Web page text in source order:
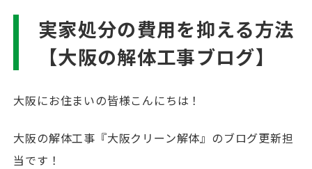
実家処分の費用を抑える方法
【大阪の解体工事ブログ】
大阪にお住まいの皆様こんにちは！
大阪の解体工事『大阪クリーン解体』のブログ更新担
当です！